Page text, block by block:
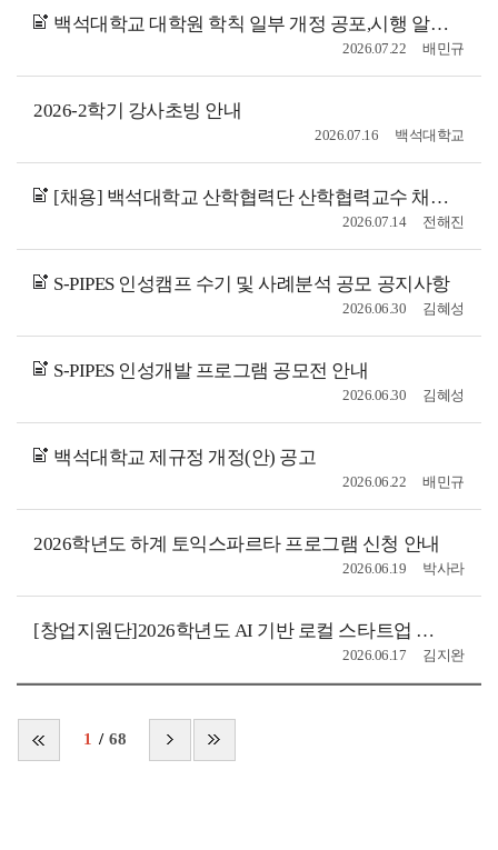
백석대학교 대학원 학칙 일부 개정 공포,시행 알림(2026.07.16.일자)
배민규
2026.07.22
2026-2학기 강사초빙 안내
백석대학교
2026.07.16
[채용] 백석대학교 산학협력단 산학협력교수 채용 공고
전해진
2026.07.14
S-PIPES 인성캠프 수기 및 사례분석 공모 공지사항
김혜성
2026.06.30
S-PIPES 인성개발 프로그램 공모전 안내
김혜성
2026.06.30
백석대학교 제규정 개정(안) 공고
배민규
2026.06.22
2026학년도 하계 토익스파르타 프로그램 신청 안내
박사라
2026.06.19
[창업지원단]2026학년도 AI 기반 로컬 스타트업 해커톤 캠프 참가자 모집
김지완
2026.06.17
1 68